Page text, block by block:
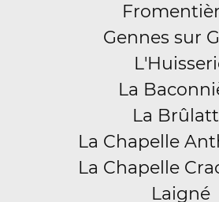
Gennes sur
La
La
La Chapelle
La Chapelle
Laigné